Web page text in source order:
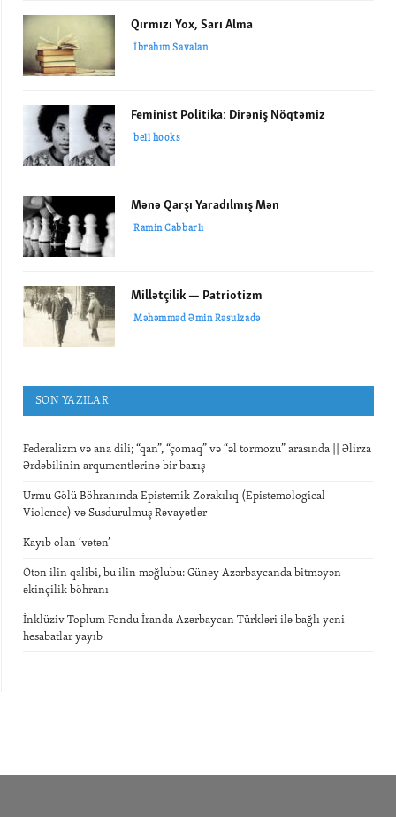
Qırmızı Yox, Sarı Alma
İbrahım Savalan
Feminist Politika: Dirəniş Nöqtəmiz
bell hooks
Mənə Qarşı Yaradılmış Mən
Ramin Cabbarlı
Millətçilik — Patriotizm
Məhəmməd Əmin Rəsulzadə
SON YAZILAR
Federalizm və ana dili; “qan”, “çomaq” və “əl tormozu” arasında || Əlirza
Ərdəbilinin arqumentlərinə bir baxış
Urmu Gölü Böhranında Epistemik Zorakılıq (Epistemological
Violence) və Susdurulmuş Rəvayətlər
Kayıb olan ‘vətən’
Ötən ilin qalibi, bu ilin məğlubu: Güney Azərbaycanda bitməyən
əkinçilik böhranı
İnklüziv Toplum Fondu İranda Azərbaycan Türkləri ilə bağlı yeni
hesabatlar yayıb